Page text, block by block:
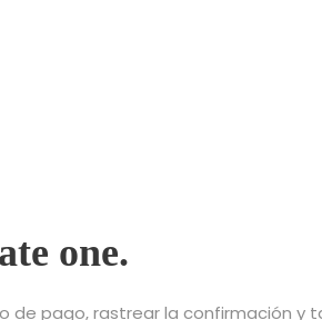
one.
pago, rastrear la confirmación